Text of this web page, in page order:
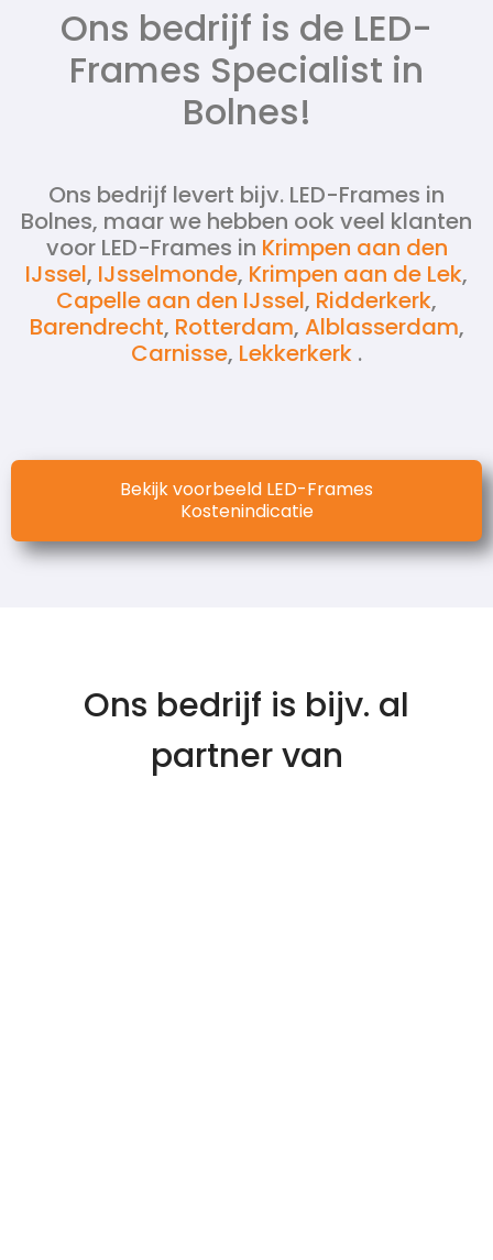
Ons bedrijf is de LED-
Frames Specialist in
Bolnes!
Ons bedrijf levert bijv. LED-Frames in
Bolnes, maar we hebben ook veel klanten
voor LED-Frames in Krimpen aan den
IJssel, IJsselmonde, Krimpen aan de Lek,
Capelle aan den IJssel, Ridderkerk,
Barendrecht, Rotterdam, Alblasserdam,
Carnisse, Lekkerkerk .
Bekijk voorbeeld LED-Frames
Kostenindicatie
Ons bedrijf is bijv. al
partner van